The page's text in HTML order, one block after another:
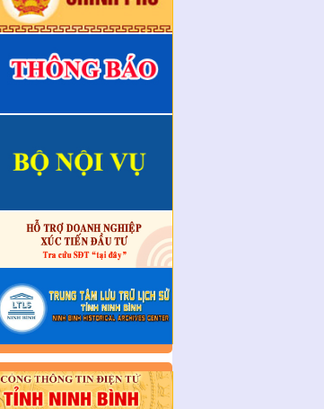
dân chủ trong cơ quan Sở Nội
kiến năm 2025
Quyết định về việc bổ nhiệm
hòa giải viên lao động trên địa
Kế hoạch tuyển chọn, bổ nhiệm
hòa giải viên lao động trên địa
bàn tỉnh Ninh Bình
nhiệm hòa giải viên lao động
địa bàn tỉnh Ninh Bìn ...
triển khai thực hiện công tác
sức khỏe định kỳ cho
lao động theo Kế h ...